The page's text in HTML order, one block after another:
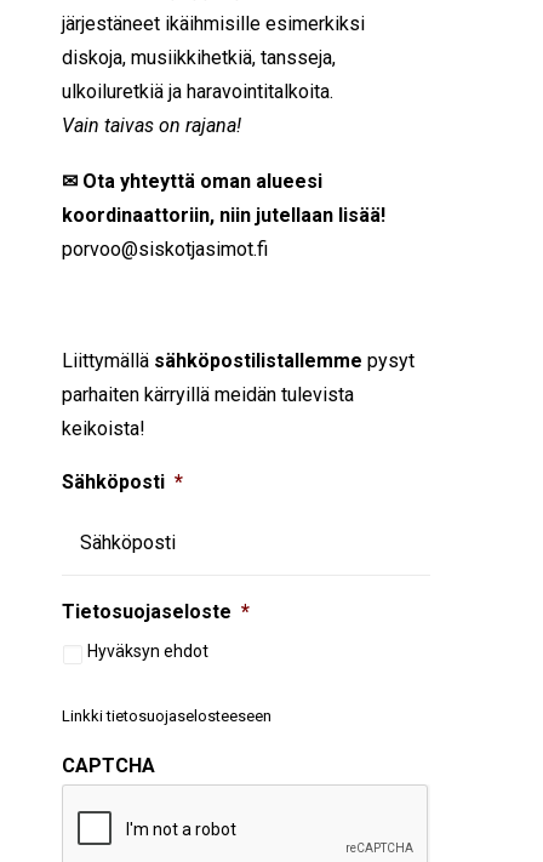
järjestäneet ikäihmisille esimerkiksi
diskoja, musiikkihetkiä, tansseja,
ulkoiluretkiä ja haravointitalkoita.
Vain taivas on rajana!
✉ Ota yhteyttä oman alueesi
koordinaattoriin, niin jutellaan lisää!
porvoo@siskotjasimot.fi
Liittymällä sähköpostilistallemme pysyt
parhaiten kärryillä meidän tulevista
keikoista!
Sähköposti *
Tietosuojaseloste *
Hyväksyn ehdot
Linkki tietosuojaselosteeseen
CAPTCHA